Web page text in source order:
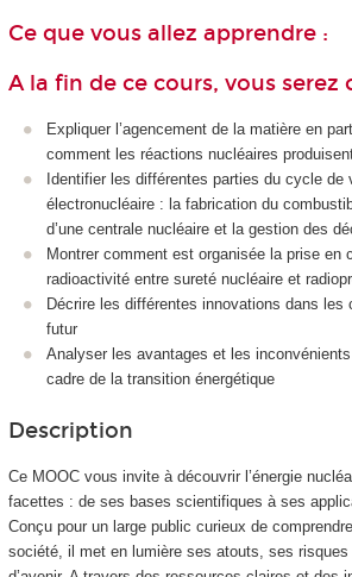
Ce que vous allez apprendre :
A la fin de ce cours, vous serez
Expliquer l’agencement de la matière en
comment les réactions nucléaires
Identifier les différentes parties du cycle de
électronucléaire : la fabrication du
d’une centrale nucléaire et la gestion des
Montrer comment est organisée la prise en
radioactivité entre sureté nucléaire et
Décrire les différentes innovations dans les
futur
Analyser les avantages et les
cadre de la transition énergétique
Description
Ce MOOCvous invite à découvrir l’énergie
facettes : de ses bases scientifiques à ses
Conçu pour un large public curieux de
société, il met en lumière ses atouts, ses